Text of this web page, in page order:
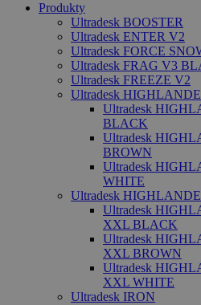
Produkty
Ultradesk BOOSTER
Ultradesk ENTER V2
Ultradesk FORCE
Ultradesk FRAG V3
Ultradesk FREEZE V2
Ultradesk
Ultradesk
BLACK
Ultradesk
BROWN
Ultradesk
WHITE
Ultradesk
Ultradesk
XXL BLACK
Ultradesk
XXL BROWN
Ultradesk
XXL WHITE
Ultradesk IRON